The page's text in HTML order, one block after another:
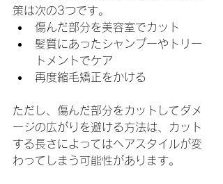
策は次の3つです。
傷んだ部分を美容室でカット
髪質にあったシャンプーやトリー
トメントでケア
再度縮毛矯正をかける
ただし、傷んだ部分をカットしてダメ
ージの広がりを避ける方法は、カット
する長さによってはヘアスタイルが変
わってしまう可能性があります。